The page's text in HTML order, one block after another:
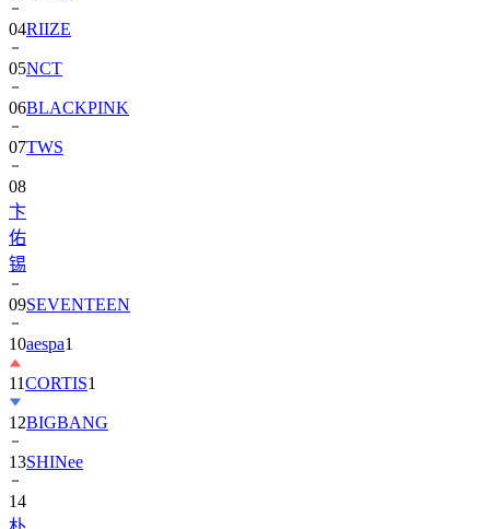
05NCT
06BLACKPINK
07TWS
08
卞
佑
锡
09
10aespa1
11CORTIS
12BIGBANG
13SHINee
14
朴
寶